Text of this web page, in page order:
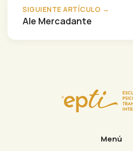
SIGUIENTE ARTÍCULO →
Ale Mercadante
Menú